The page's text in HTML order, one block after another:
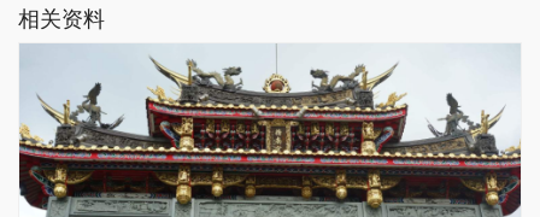
相关资料